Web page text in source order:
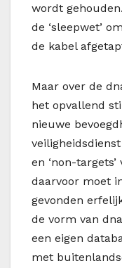
wordt
de ‘sleepwet’
de kabel
Maar over de
het opvallend
nieuwe
en ‘non-
daarvoor moet
gevonden
de vorm van
een eigen
met